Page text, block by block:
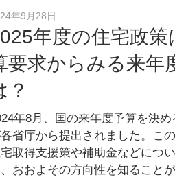
年9月28日
年度の住宅政
要求からみる来年
？
年8月、国の来年度予算を決め
省庁から提出されました。こ
取得支援策や補助金などにつ
、おおよその方向性を知ることが